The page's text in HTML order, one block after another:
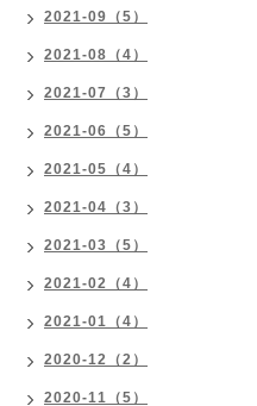
2021-09（5）
2021-08（4）
2021-07（3）
2021-06（5）
2021-05（4）
2021-04（3）
2021-03（5）
2021-02（4）
2021-01（4）
2020-12（2）
2020-11（5）